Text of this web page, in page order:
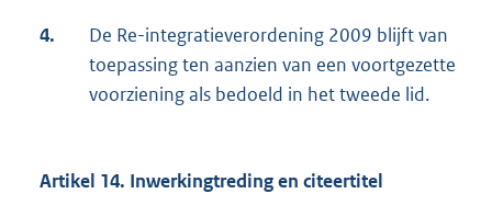
4.
De Re-integratieverordening 2009 blijft van
toepassing ten aanzien van een voortgezette
voorziening als bedoeld in het tweede lid.
Artikel 14. Inwerkingtreding en citeertitel